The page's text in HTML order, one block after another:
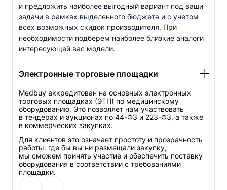
и предложить наиболее выгодный вариант под ваши
задачи в рамках выделенного бюджета и с учетом
всех возможных скидок производителя. При
необходимости подберем наиболее близкие аналоги
интересующей вас модели.
Электронные торговые площадки
Medbuy аккредитован на основных электронных
торговых площадках (ЭТП) по медицинскому
оборудованию. Это позволяет нам участвовать
в тендерах и аукционах по 44-ФЗ и 223-ФЗ, а также
в коммерческих закупках.
Для клиентов это означает простоту и прозрачность
работы: где бы вы ни размещали закупку,
мы сможем принять участие и обеспечить поставку
оборудования в соответствии с требованиями
площадки.